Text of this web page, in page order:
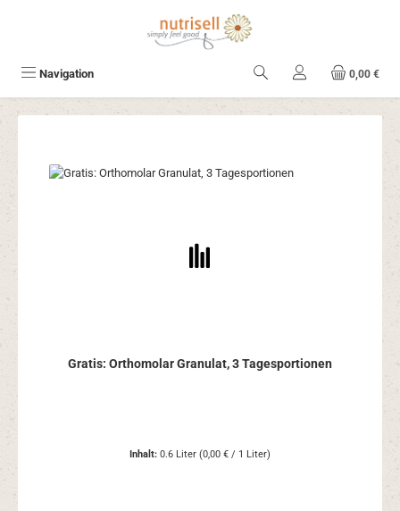
Navigation 0,00 €
Gratis: Orthomolar Granulat, 3 Tagesportionen
Inhalt: 0.6 Liter (0,00 € / 1 Liter)